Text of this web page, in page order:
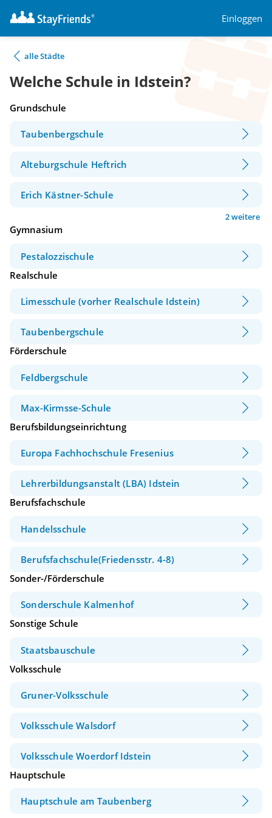
Einloggen
alle Städte
Welche Schule in Idstein?
Grundschule
Taubenbergschule
Alteburgschule Heftrich
Erich Kästner-Schule
2 weitere
Gymnasium
Pestalozzischule
Realschule
Limesschule (vorher Realschule Idstein)
Taubenbergschule
Förderschule
Feldbergschule
Max-Kirmsse-Schule
Berufsbildungseinrichtung
Europa Fachhochschule Fresenius
Lehrerbildungsanstalt (LBA) Idstein
Berufsfachschule
Handelsschule
Berufsfachschule(Friedensstr. 4-8)
Sonder-/Förderschule
Sonderschule Kalmenhof
Sonstige Schule
Staatsbauschule
Volksschule
Gruner-Volksschule
Volksschule Walsdorf
Volksschule Woerdorf Idstein
Hauptschule
Hauptschule am Taubenberg